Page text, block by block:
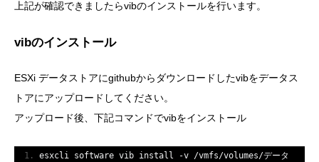
上記が確認できましたらvibのインストールを行います。
vibのインストール
ESXi データストアにgithubからダウンロードしたvibをデータス
トアにアップロードしてください。
アップロード後、下記コマンドでvibをインストール
esxcli software vib install -v /vmfs/volumes/データ